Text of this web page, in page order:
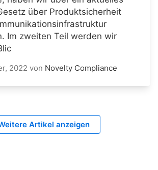
über Produktsicherheit
Im zweiten Teil werden wir
2022 von Novelty Compliance
Artikel anzeigen